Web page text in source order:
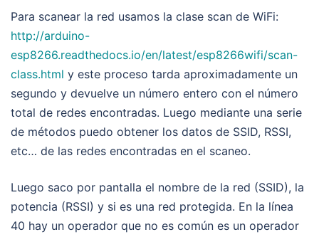
Para scanear la red usamos la clase scan de WiFi:
http://arduino-
esp8266.readthedocs.io/en/latest/esp8266wifi/scan-
class.html y este proceso tarda aproximadamente un
segundo y devuelve un número entero con el número
total de redes encontradas. Luego mediante una serie
de métodos puedo obtener los datos de SSID, RSSI,
etc… de las redes encontradas en el scaneo.
Luego saco por pantalla el nombre de la red (SSID), la
potencia (RSSI) y si es una red protegida. En la línea
40 hay un operador que no es común es un operador